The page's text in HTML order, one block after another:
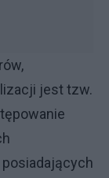
jest tzw.